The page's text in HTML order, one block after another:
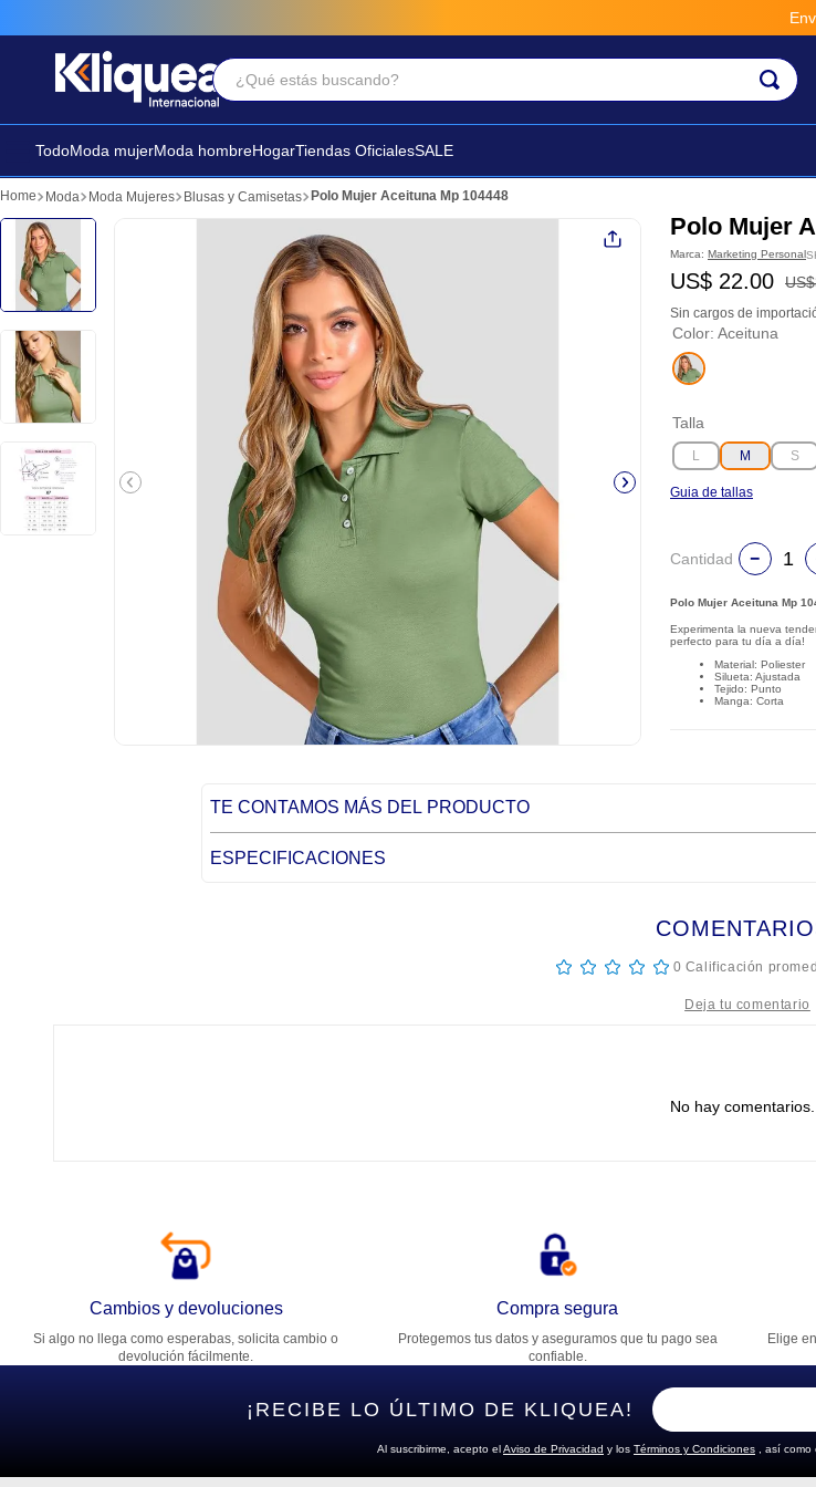
Envío
¿Qué estás buscando?
TodoModa mujerModa hombreHogarTiendas OficialesSALE
Moda Moda Mujeres Blusas y Camisetas Polo Mujer Aceituna Mp 104448
Polo Mujer
Marca: Marketing Personal
US$ 22.00 US$
Sin cargos de
Color: Aceituna
Talla
L M S
Guia de tallas
Cantidad
Polo Mujer Aceituna Mp
Experimenta la nueva
perfecto para tu día a día!
Material: Poliester
Silueta: Ajustada
Tejido: Punto
Manga: Corta
TE CONTAMOS MÁS DEL PRODUCTO
ESPECIFICACIONES
☆ ☆ ☆ ☆ ☆ 0 Calificación
Dirección de email
Escribe un comentario
No hay comentarios.
Cambios y devoluciones
Si algo no llega como esperabas, solicita cambio o
devolución fácilmente.
Compra segura
Protegemos tus datos y aseguramos que tu pago sea
confiable.
Elige
¡RECIBE LO ÚLTIMO DE KLIQUEA!
Al suscribirme, acepto elAviso de Privacidad y los Términos y Condiciones , así como
Términos Más Buscados
2. sandalia